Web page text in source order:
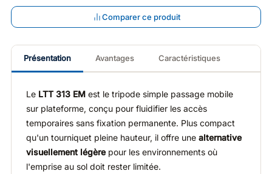
Comparer ce produit
Présentation Avantages Caractéristiques
Le LTT 313 EMest le tripode simple passage mobile
sur plateforme, conçu pour fluidifier les accès
temporaires sans fixation permanente. Plus compact
qu'un tourniquet pleine hauteur, il offre une alternative
visuellement légèrepour les environnements où
l'emprise au sol doit rester limitée.